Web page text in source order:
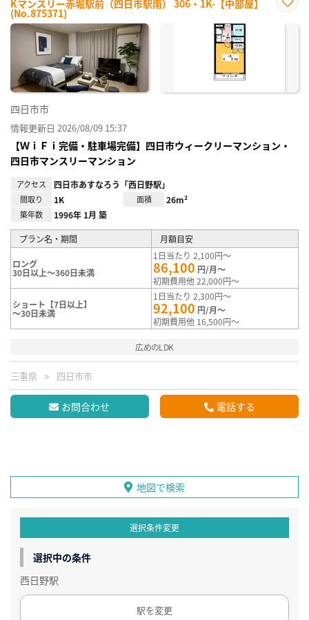
Kマンスリー赤堀駅前（四日市駅南） 306・1K-【中部屋】
(No.875371)
に入
四日市市
情報更新日 2026/08/09 15:37
【ＷｉＦｉ完備・駐車場完備】四日市ウィークリーマンション・
四日市マンスリーマンション
アクセス 四日市あすなろう「西日野駅」
間取り 1K 面積 26m²
築年数 1996年 1月 築
プラン名・期間 月額目安
ロング
30日以上～360日未満
1日当たり 2,100円～
86,100 円/月～
初期費用他 22,000円～
ショート【7日以上】
～30日未満
1日当たり 2,300円～
92,100 円/月～
初期費用他 16,500円～
広めのLDK
三重県 四日市市
お問合わせ 電話する
地図で検索
選択条件変更
選択中の条件
西日野駅
駅を変更